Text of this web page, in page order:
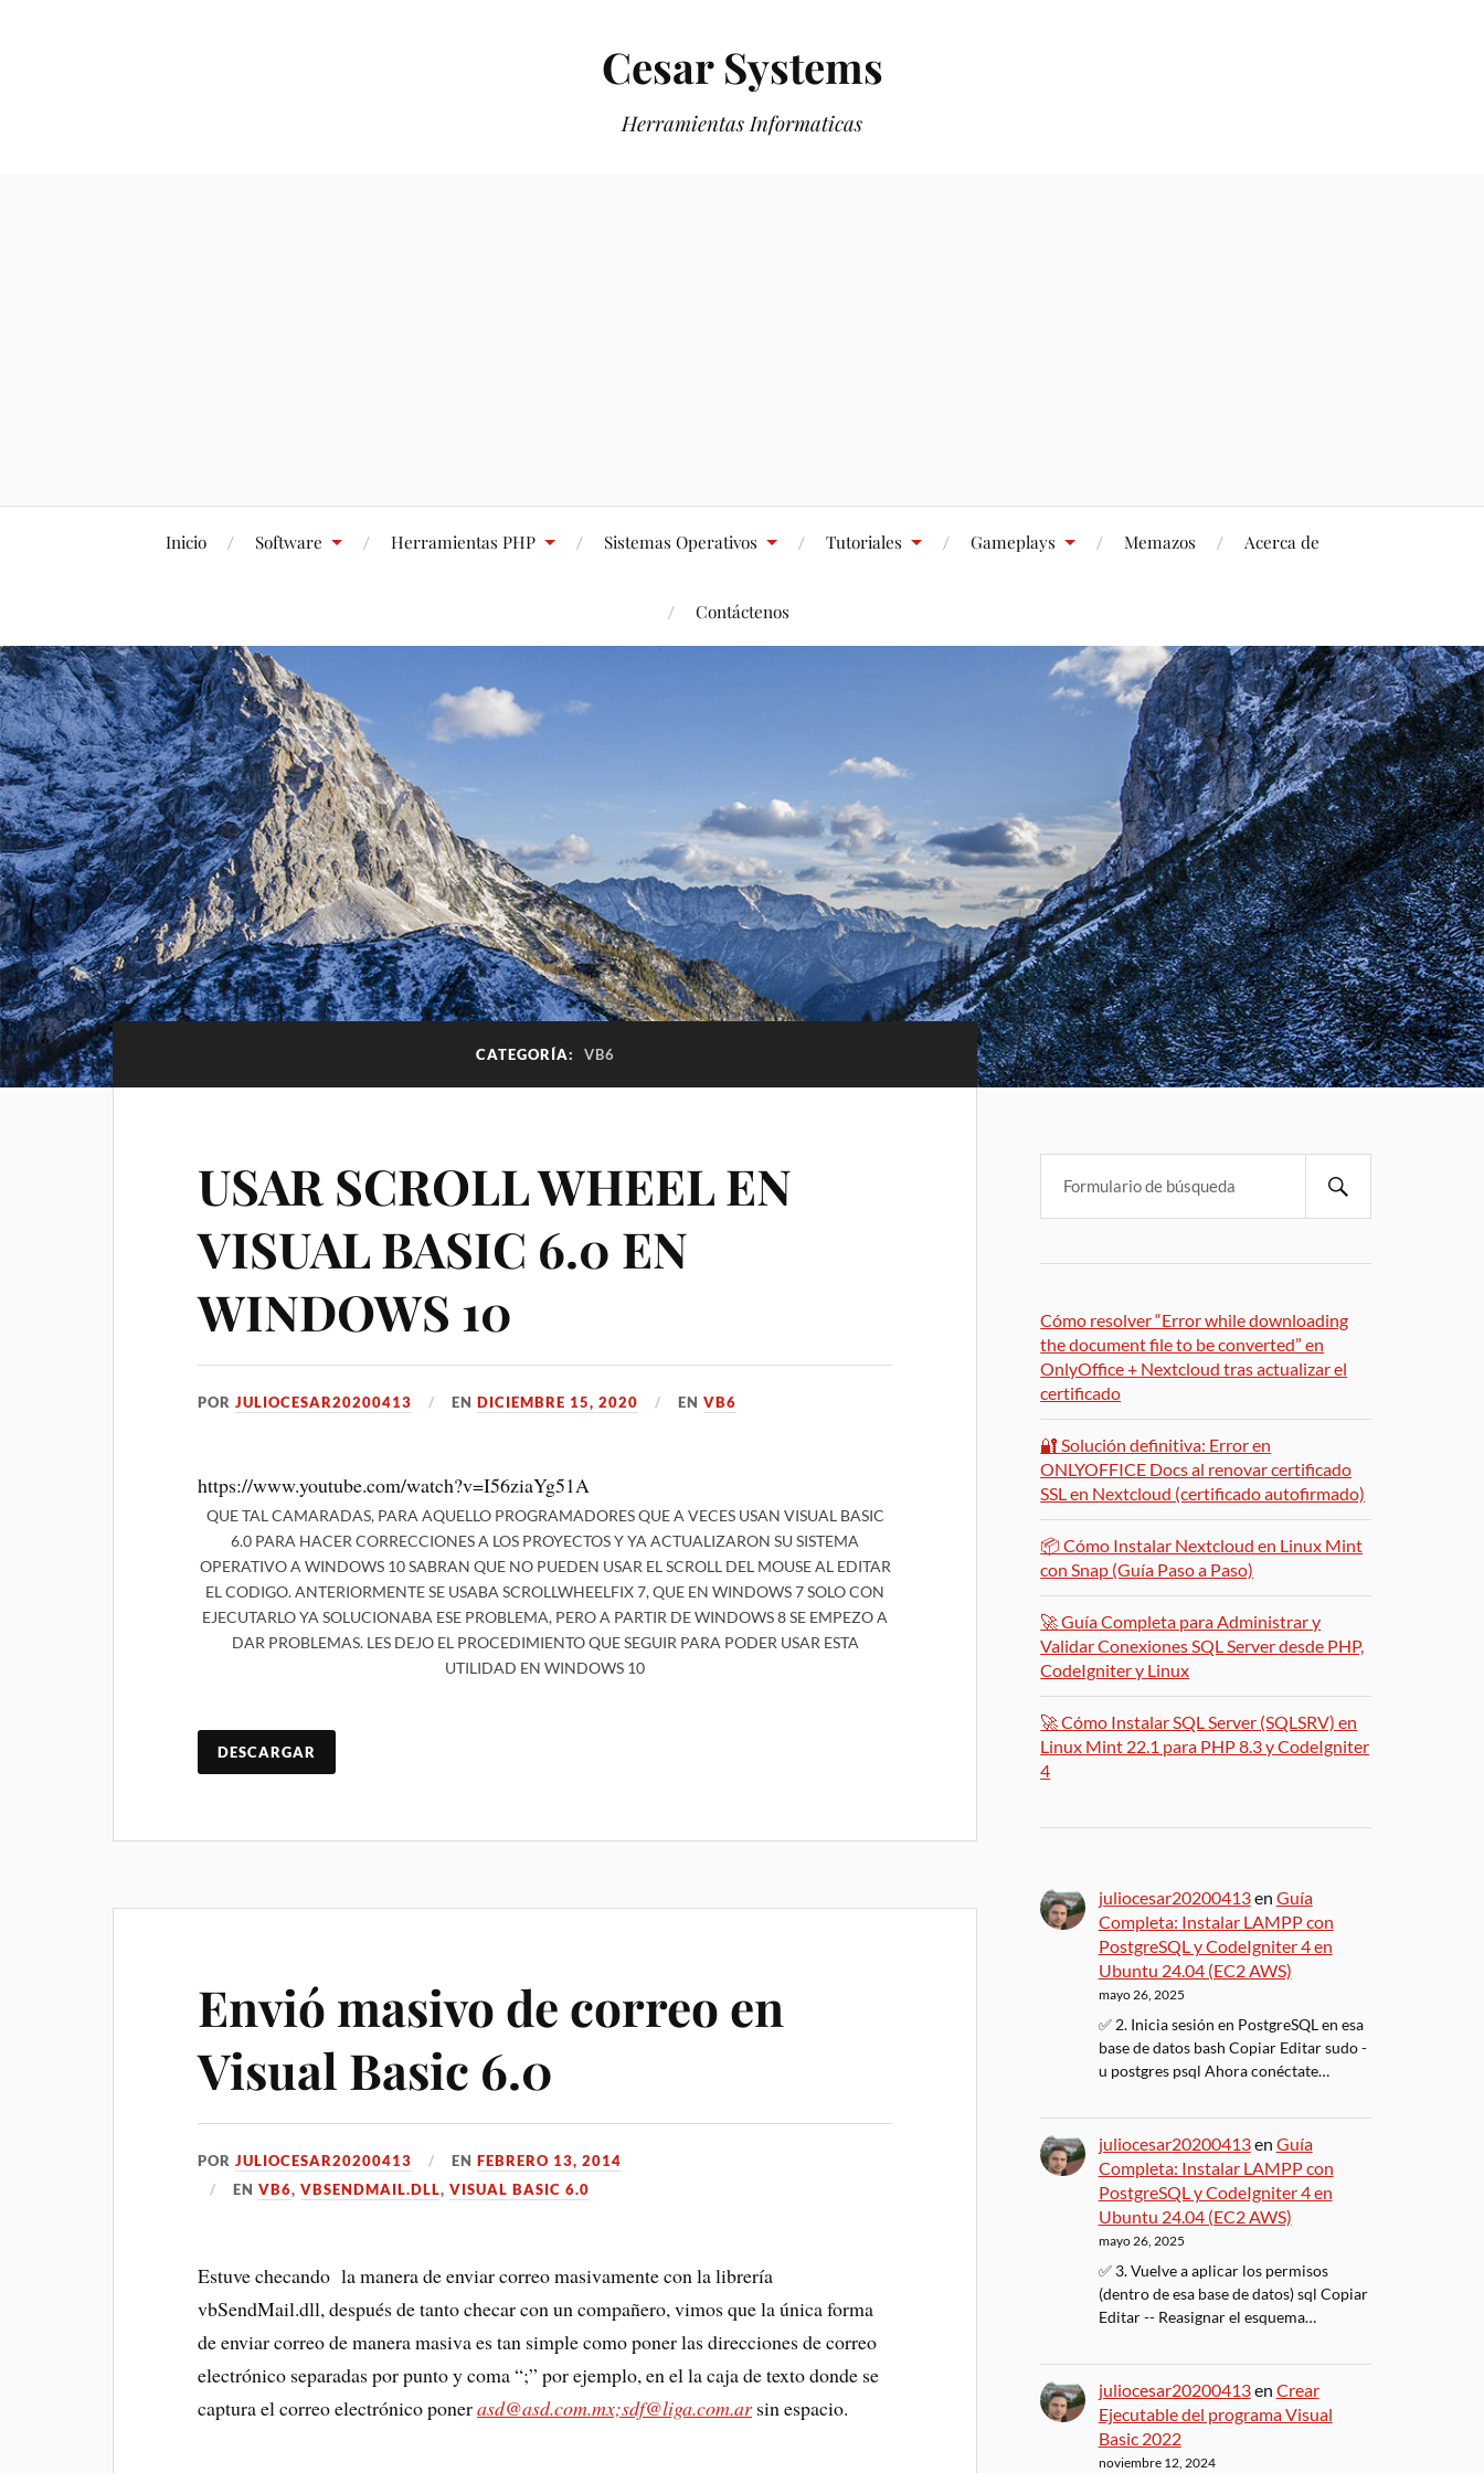
Cesar Systems
Herramientas Informaticas
Inicio Software Herramientas PHP Sistemas Operativos Tutoriales Gameplays Memazos Acerca de
Contáctenos
CATEGORÍA: VB6
USAR SCROLL WHEEL EN
VISUAL BASIC 6.0 EN
WINDOWS 10
PORJULIOCESAR20200413 ENDICIEMBRE 15, 2020 ENVB6
https://www.youtube.com/watch?v=I56ziaYg51A
QUE TAL CAMARADAS, PARA AQUELLO PROGRAMADORES QUE A VECES USAN VISUAL BASIC
6.0 PARA HACER CORRECCIONES A LOS PROYECTOS Y YA ACTUALIZARON SU SISTEMA
OPERATIVO A WINDOWS 10 SABRAN QUE NO PUEDEN USAR EL SCROLL DEL MOUSE AL EDITAR
EL CODIGO. ANTERIORMENTE SE USABA SCROLLWHEELFIX 7, QUE EN WINDOWS 7 SOLO CON
EJECUTARLO YA SOLUCIONABA ESE PROBLEMA, PERO A PARTIR DE WINDOWS 8 SE EMPEZO A
DAR PROBLEMAS. LES DEJO EL PROCEDIMIENTO QUE SEGUIR PARA PODER USAR ESTA
UTILIDAD EN WINDOWS 10
DESCARGAR
Envió masivo de correo en
Visual Basic 6.0
PORJULIOCESAR20200413 ENFEBRERO 13, 2014
ENVB6,VBSENDMAIL.DLL,VISUAL BASIC 6.0
Estuve checando la manera de enviar correo masivamente con la librería
vbSendMail.dll, después de tanto checar con un compañero, vimos que la única forma
de enviar correo de manera masiva es tan simple como poner las direcciones de correo
electrónico separadas por punto y coma “;” por ejemplo, en el la caja de texto donde se
captura el correo electrónico ponerasd@asd.com.mx;sdf@liga.com.arsin espacio.
Cómo resolver “Error while downloading
the document file to be converted” en
OnlyOffice + Nextcloud tras actualizar el
certificado
🔐 Solución definitiva: Error en
ONLYOFFICE Docs al renovar certificado
SSL en Nextcloud (certificado autofirmado)
📦 Cómo Instalar Nextcloud en Linux Mint
con Snap (Guía Paso a Paso)
🚀 Guía Completa para Administrar y
Validar Conexiones SQL Server desde PHP,
CodeIgniter y Linux
🚀 Cómo Instalar SQL Server (SQLSRV) en
Linux Mint 22.1 para PHP 8.3 y CodeIgniter
4
juliocesar20200413en Guía
Completa: Instalar LAMPP con
PostgreSQL y CodeIgniter 4 en
Ubuntu 24.04 (EC2 AWS)
mayo 26, 2025
✅ 2. Inicia sesión en PostgreSQL en esa
base de datos bash Copiar Editar sudo -
u postgres psql Ahora conéctate…
juliocesar20200413en Guía
Completa: Instalar LAMPP con
PostgreSQL y CodeIgniter 4 en
Ubuntu 24.04 (EC2 AWS)
mayo 26, 2025
✅ 3. Vuelve a aplicar los permisos
(dentro de esa base de datos) sql Copiar
Editar -- Reasignar el esquema…
juliocesar20200413en Crear
Ejecutable del programa Visual
Basic 2022
noviembre 12, 2024